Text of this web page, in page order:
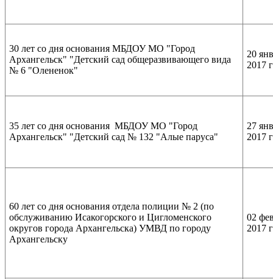
30 лет со дня основания МБДОУ МО "Город
Архангельск" "Детский сад общеразвивающего вида
№ 6 "Олененок"
20
2017
35 лет со дня основания МБДОУ МО "Город
Архангельск" "Детский сад № 132 "Алые паруса"
27
2017
60 лет со дня основания отдела полиции № 2 (по
обслуживанию Исакогорского и Цигломенского
округов города Архангельска) УМВД по городу
Архангельску
02
2017